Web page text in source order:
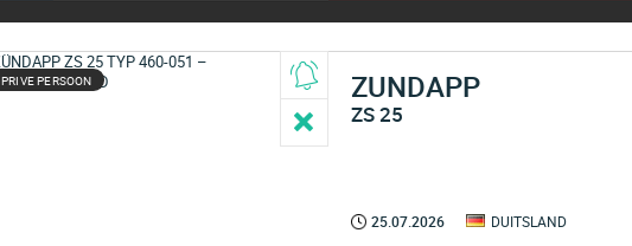
PRIVE PERSOON ZUNDAPP
ZS 25
25.07.2026 DUITSLAND